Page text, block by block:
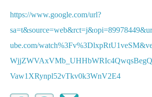
https://www.google.com/url?
ube.com/
Vaw1XRynpl52vTkv0k3WnV2E4